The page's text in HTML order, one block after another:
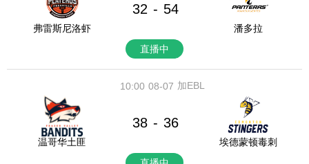
弗雷斯尼洛虾
32 - 54
潘多拉
直播中
08-07
10:00 加EBL
温哥华土匪
38 - 36
埃德蒙顿毒刺